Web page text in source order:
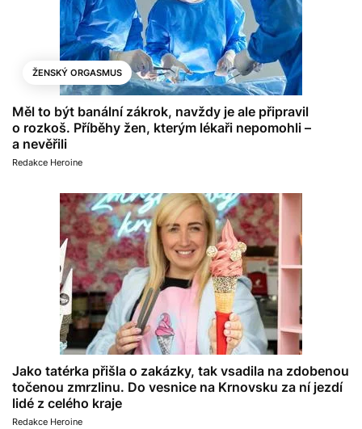
ŽENSKÝ ORGASMUS
Měl to být banální zákrok, navždy je ale připravil
o rozkoš. Příběhy žen, kterým lékaři nepomohli –
a nevěřili
Redakce Heroine
Jako tatérka přišla o zakázky, tak vsadila na zdobenou
točenou zmrzlinu. Do vesnice na Krnovsku za ní jezdí
lidé z celého kraje
Redakce Heroine